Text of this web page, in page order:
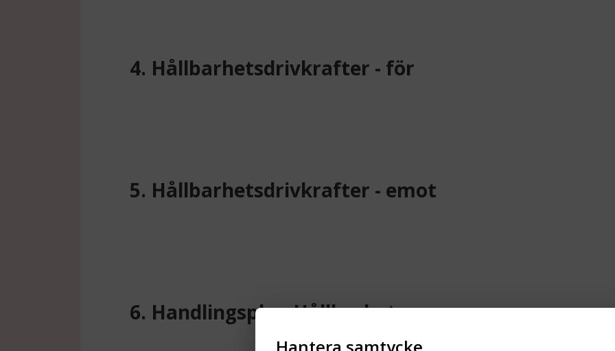
4. Hållbarhetsdrivkrafter - för
5. Hållbarhetsdrivkrafter - emot
6. Handlingsplan Hållbarhet
Hantera samtycke